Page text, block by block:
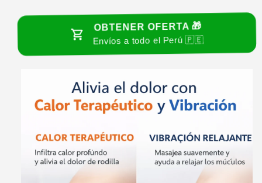
OBTENER OFERTA 🎁
Envíos a todo el Perú 🇵🇪